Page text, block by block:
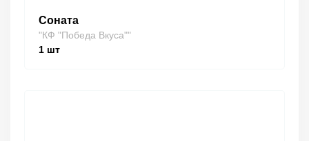
Соната
"КФ "Победа Вкуса""
1 шт